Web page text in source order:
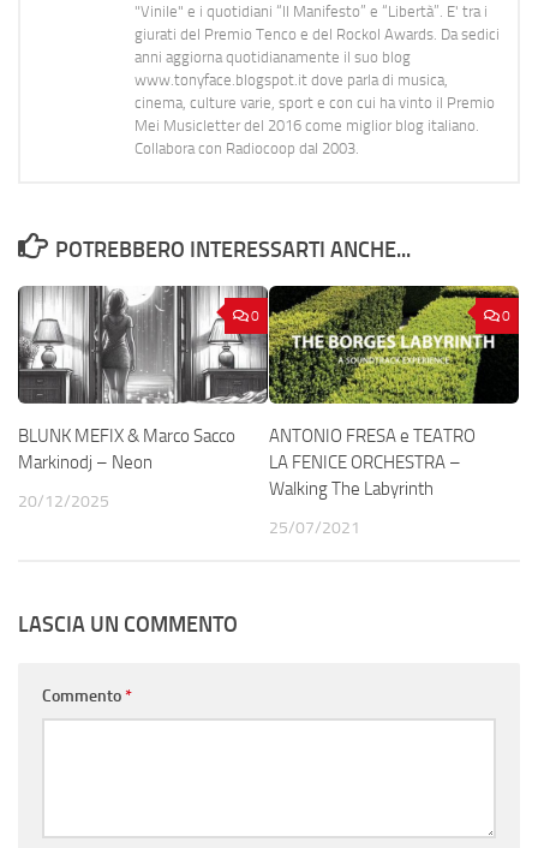
"Vinile" e i quotidiani “Il Manifesto” e “Libertà”. E' tra i
giurati del Premio Tenco e del Rockol Awards. Da sedici
anni aggiorna quotidianamente il suo blog
www.tonyface.blogspot.it dove parla di musica,
cinema, culture varie, sport e con cui ha vinto il Premio
Mei Musicletter del 2016 come miglior blog italiano.
Collabora con Radiocoop dal 2003.
POTREBBERO INTERESSARTI ANCHE...
0
BLUNK MEFIX & Marco Sacco
Markinodj – Neon
20/12/2025
0
ANTONIO FRESA e TEATRO
LA FENICE ORCHESTRA –
Walking The Labyrinth
25/07/2021
LASCIA UN COMMENTO
Commento*